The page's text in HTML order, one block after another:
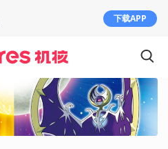
下载APP